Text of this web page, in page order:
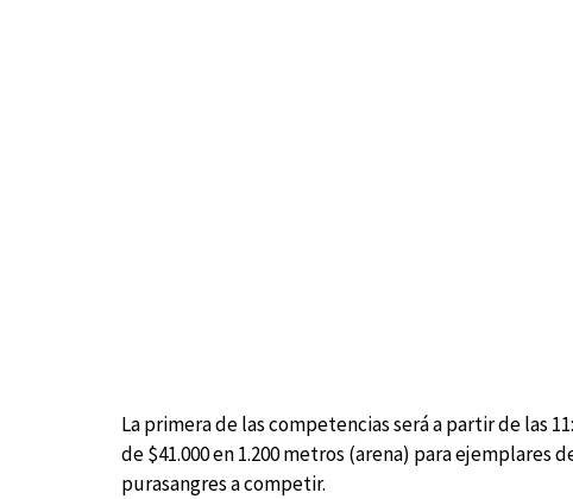
La primera de las competencias será a partir de las
de $41.000 en 1.200 metros (arena) para ejemplares
purasangres a competir.